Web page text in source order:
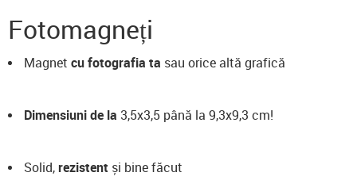
Fotomagneți
Magnet cu fotografia ta sau orice altă grafică
Dimensiuni de la 3,5x3,5 până la 9,3x9,3 cm!
Solid,rezistent și bine făcut